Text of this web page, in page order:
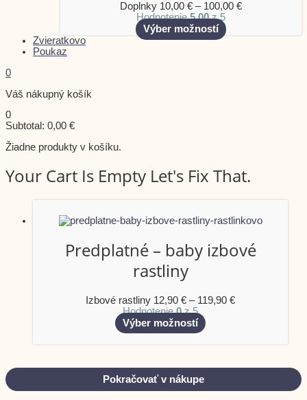
Doplnky 10,00 € – 100,00 €
Hodnotenie5.00z 5
Výber možností
Zvieratkovo
Poukaz
0
Váš nákupný košík
0
Subtotal: 0,00 €
Žiadne produkty v košíku.
Your Cart Is Empty Let's Fix That.
Predplatné – baby izbové
rastliny
Izbové rastliny 12,90 € – 119,90 €
Hodnotenie0z 5
Výber možností
Pokračovať v nákupe